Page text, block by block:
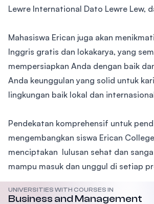
Lewre International Dato Lewre Lew,
Mahasiswa Erican juga akan
Inggris gratis dan lokakarya, yang
mempersiapkan Anda dengan baik
Anda keunggulan yang solid untuk
lingkungan baik lokal dan
Pendekatan komprehensif untuk
mengembangkan siswa Erican
menciptakan lulusan sehat dan
mampu masuk dan unggul di setiap
UNIVERSITIES WITH COURSES IN
Business and Management